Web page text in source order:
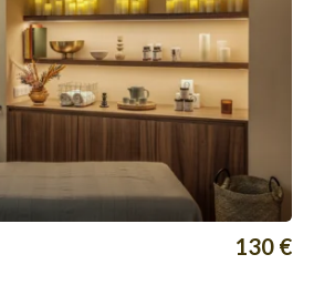
130 €